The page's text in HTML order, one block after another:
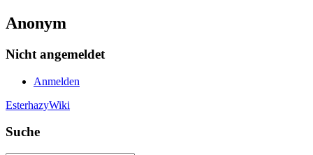
Anonym
Nicht angemeldet
Anmelden
EsterhazyWiki
Suche